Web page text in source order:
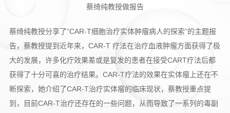
蔡绮纯教授做报告
蔡绮纯教授分享了“CAR-T细胞治疗实体肿瘤病人的探索”的主题报
告，蔡教授提到近年来，CAR-T 疗法在治疗血液肿瘤方面获得了极
大的发展，许多化疗效果差或是复发的患者在接受CART疗法后都
获得了十分可喜的治疗结果。CAR-T疗法的效果在实体瘤上还在不
断探索，她介绍了CAR-T治疗实体瘤的临床现状，蔡教授重点提
到，目前CAR-T治疗还存在的一些问题，从而导致了一系列的毒副